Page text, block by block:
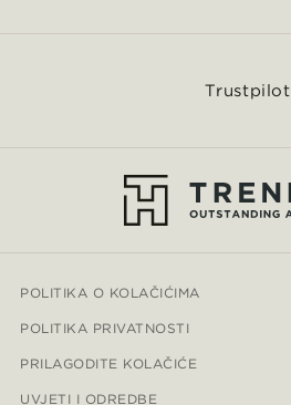
Trustpilot
POLITIKA O KOLAČIĆIMA
POLITIKA PRIVATNOSTI
PRILAGODITE KOLAČIĆE
UVJETI I ODREDBE